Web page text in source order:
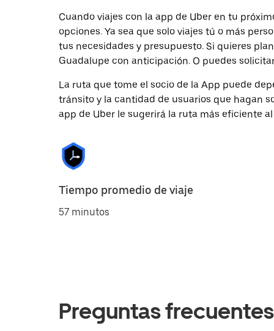
Cuando viajes con la app de Uber en tu
opciones. Ya sea que solo viajes tú o más
tus necesidades y presupuesto. Si quieres
Guadalupe con anticipación. O puedes
La ruta que tome el socio de la App puede
tránsito y la cantidad de usuarios que hagan
app de Uber le sugerirá la ruta más eficiente
Tiempo promedio de viaje
57 minutos
Preguntas frecuentes